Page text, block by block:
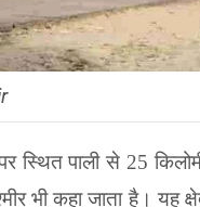
स्थित पाली से25
भी कहा जाता है।